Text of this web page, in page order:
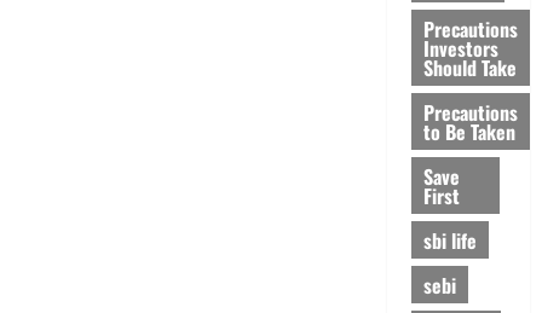
Precautions
Investors
Should Take
Precautions
to Be Taken
Save
First
sbi life
sebi